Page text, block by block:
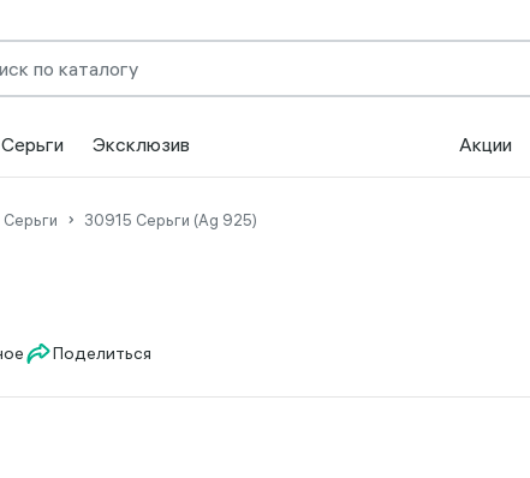
Серьги Эксклюзив Акции
Серьги 30915 Серьги (Ag 925)
Поделиться